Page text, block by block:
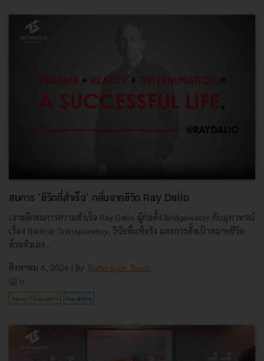
สมการ ‘ชีวิตที่สำเร็จ’ กลั่นจากชีวิต Ray Dalio
เจาะลึกสมการความสำเร็จ Ray Dalio ผู้ก่อตั้ง Bridgewater กับอุทาหรณ์
เรื่อง Radical Transparency, วินัยที่แท้จริง และการตั้งเป้าหมายชีวิต
ด้วยตัวเอง...
สิงหาคม 6, 2026 | By Techsauce Team
0
Saucy Thoughts ray-dalio